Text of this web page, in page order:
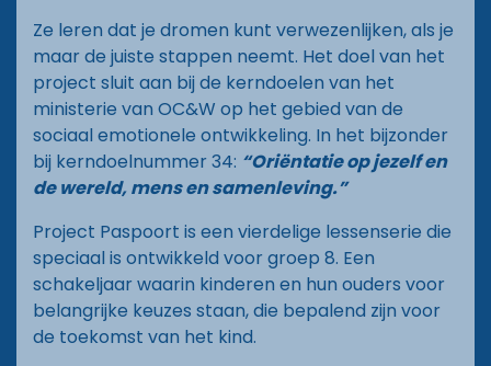
Ze leren dat je dromen kunt verwezenlijken, als je
maar de juiste stappen neemt. Het doel van het
project sluit aan bij de kerndoelen van het
ministerie van OC&W op het gebied van de
sociaal emotionele ontwikkeling. In het bijzonder
bij kerndoelnummer 34: “Oriëntatie op jezelf en
de wereld, mens en samenleving.”
Project Paspoort is een vierdelige lessenserie die
speciaal is ontwikkeld voor groep 8. Een
schakeljaar waarin kinderen en hun ouders voor
belangrijke keuzes staan, die bepalend zijn voor
de toekomst van het kind.